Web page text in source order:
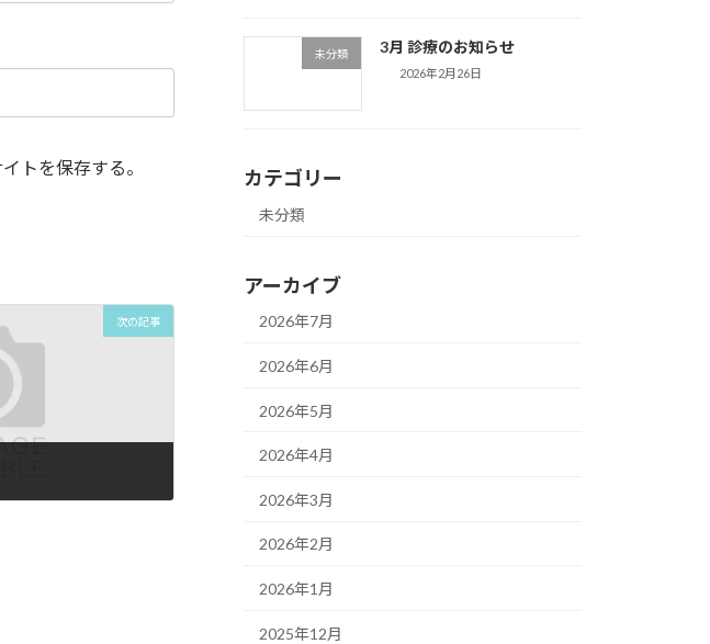
トを保存する。
次の記事
未分類 3月 診療のお知らせ
2026年2月26日
カテゴリー
未分類
アーカイブ
2026年7月
2026年6月
2026年5月
2026年4月
2026年3月
2026年2月
2026年1月
2025年12月